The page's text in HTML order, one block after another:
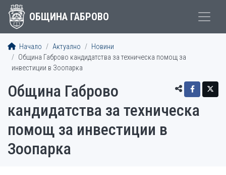
ОБЩИНА ГАБРОВО
Начало Актуално
Новини
Община Габрово кандидатства за техническа помощ за
инвестиции в Зоопарка
Община Габрово
кандидатства за техническа
помощ за инвестиции в
Зоопарка